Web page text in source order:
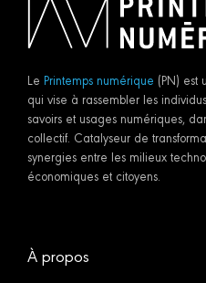
Le Printemps numérique (PN) est
qui vise à rassembler les
savoirs et usages numériques,
collectif. Catalyseur de
synergies entre les milieux
économiques et citoyens.
À propos